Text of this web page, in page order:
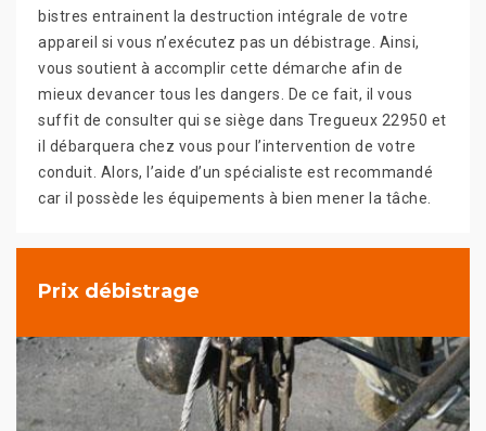
bistres entrainent la destruction intégrale de votre
appareil si vous n’exécutez pas un débistrage. Ainsi,
vous soutient à accomplir cette démarche afin de
mieux devancer tous les dangers. De ce fait, il vous
suffit de consulter qui se siège dans Tregueux 22950 et
il débarquera chez vous pour l’intervention de votre
conduit. Alors, l’aide d’un spécialiste est recommandé
car il possède les équipements à bien mener la tâche.
Prix débistrage